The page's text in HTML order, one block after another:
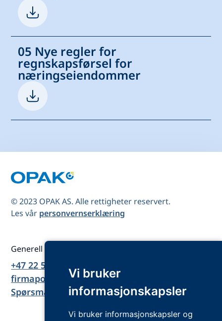
Vi bruker
informasjonskapsler
Vi bruker informasjonskapsler og
05 Nye regler for
regnskapsførsel for
næringseiendommer
© 2023 OPAK AS. Alle rettigheter reservert.
Les vår personvernserklæring
Generell kontakt
+47 22 51 77 00
firmapost@opak.no
Spørsmål og svar